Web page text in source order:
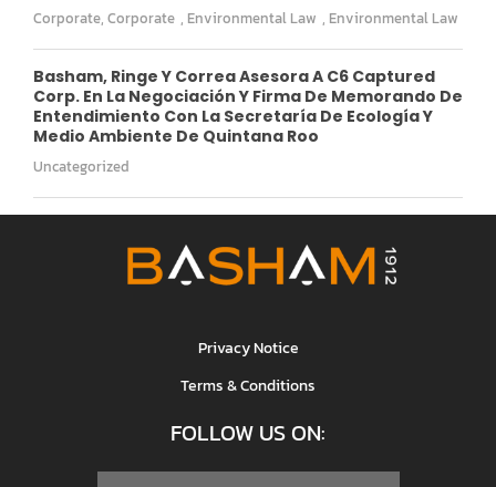
Corporate, Corporate , Environmental Law , Environmental Law
Basham, Ringe Y Correa Asesora A C6 Captured
Corp. En La Negociación Y Firma De Memorando De
Entendimiento Con La Secretaría De Ecología Y
Medio Ambiente De Quintana Roo
Uncategorized
Privacy Notice
Terms & Conditions
FOLLOW US ON: